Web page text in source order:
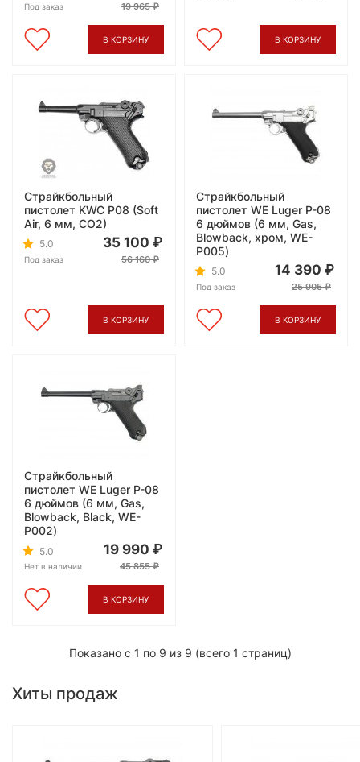
Под заказ 19 965
В КОРЗИНУ В КОРЗИНУ
Страйкбольный
пистолет KWC P08 (Soft
Air, 6 мм, CO2)
5.0
Под заказ
35 100
56 160
В КОРЗИНУ
Страйкбольный
пистолет WE Luger P-08
6 дюймов (6 мм, Gas,
Blowback, хром, WE-
P005)
5.0
Под заказ
14 390
25 905
В КОРЗИНУ
Страйкбольный
пистолет WE Luger P-08
6 дюймов (6 мм, Gas,
Blowback, Black, WE-
P002)
5.0
Нет в наличии
19 990
45 855
В КОРЗИНУ
Показано с 1 по 9 из 9 (всего 1 страниц)
Хиты продаж